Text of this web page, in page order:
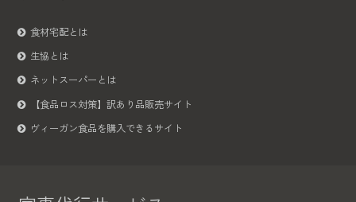
食材宅配とは
生協とは
ネットスーパーとは
【食品ロス対策】訳あり品販売サイト
ヴィーガン食品を購入できるサイト